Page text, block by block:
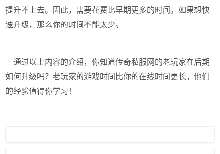
提升不上去。因此，需要花费比早期更多的时间。如果想快
速升级，那么你的时间不能太少。
通过以上内容的介绍，你知道传奇私服网的老玩家在后期
如何升级吗？老玩家的游戏时间比你的在线时间更长，他们
的经验值得你学习！